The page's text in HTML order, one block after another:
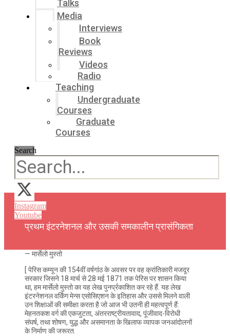
Talks
Media
Interviews
Book
Reviews
Videos
Radio
Teaching
Undergraduate
Courses
Graduate
Courses
Search
Instagram
Youtube
प्रथम इंटरनेशनल और उसकी समकालीन प्रासंगिकता
— मार्सेलो मुस्तो
[ पेरिस कम्यून की 154वीं वर्षगांठ के अवसर पर वह क्रांतिकारी मजदूर
सरकार जिसने 18 मार्च से 28 मई 1871 तक पेरिस पर शासन किया
था, हम मार्सेलो मुस्तो का यह लेख पुनर्प्रकाशित कर रहे हैं. यह लेख
इंटरनेशनल वर्किंग मेन्स एसोसिएशन के इतिहास और उससे मिलने वाली
उन शिक्षाओं की समीक्षा करता है जो आज भी उतनी ही महत्वपूर्ण हैं:
मेहनतकश वर्ग की एकजुटता, अंतरराष्ट्रीयतावाद, पूंजीवाद-विरोधी
संघर्ष, तथा शोषण, युद्ध और असमानता के खिलाफ व्यापक जनआंदोलनों
के निर्माण की जरूरत.